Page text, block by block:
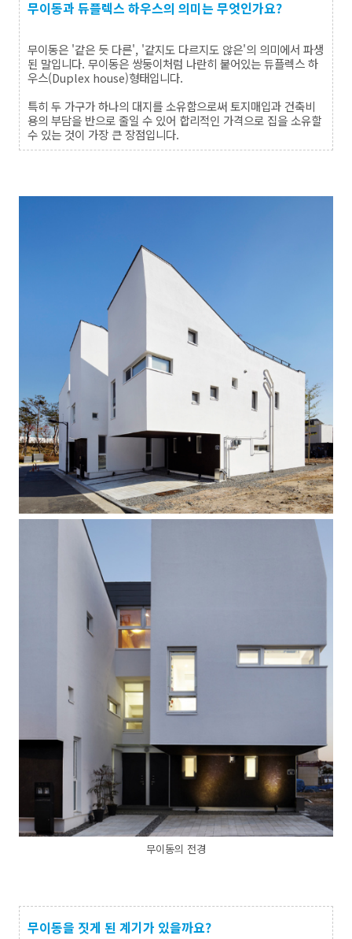
무이동과 듀플렉스 하우스의 의미는 무엇인가요?
무이동은 '같은 듯 다른', '같지도 다르지도 않은'의 의미에서 파생
된 말입니다. 무이동은 쌍둥이처럼 나란히 붙어있는 듀플렉스 하
우스(Duplex house)형태입니다.
특히 두 가구가 하나의 대지를 소유함으로써 토지매입과 건축비
용의 부담을 반으로 줄일 수 있어 합리적인 가격으로 집을 소유할
수 있는 것이 가장 큰 장점입니다.
무이동의 전경
무이동을 짓게 된 계기가 있을까요?